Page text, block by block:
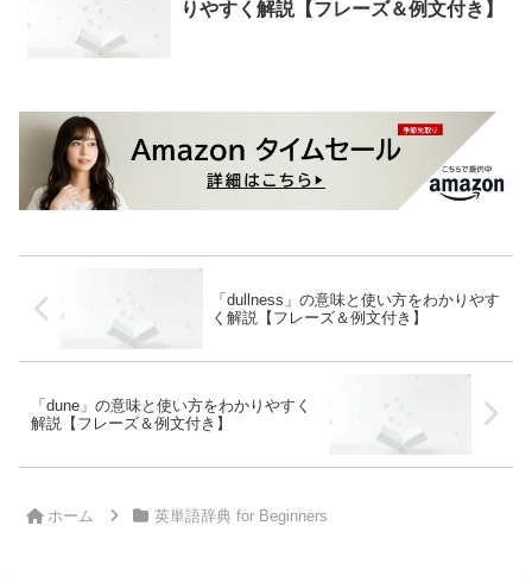
りやすく解説【フレーズ＆例文付き】
「dullness」の意味と使い方をわかりやす
く解説【フレーズ＆例文付き】
「dune」の意味と使い方をわかりやすく
解説【フレーズ＆例文付き】
ホーム 英単語辞典 for Beginners